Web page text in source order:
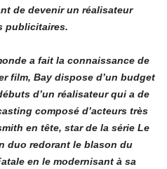
de devenir un réalisateur
publicitaires.
a fait la connaissance de
film, Bay dispose d’un budget
d’un réalisateur qui a de
composé d’acteurs très
en tête, star de la série Le
duo redorant le blason du
en le modernisant à sa